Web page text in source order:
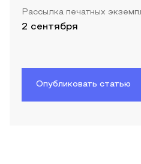
Рассылка печатных
2 сентября
Опубликовать статью